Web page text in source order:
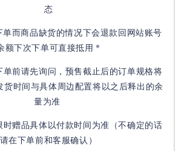
态
而商品缺货的情况下会退款回网站账号
额下次下单可直接抵用 *
单前请先询问，预售截止后的订单规格将
货时间与具体周边配置将以之后释出的余
量为准
时赠品具体以付款时间为准（不确定的话
请在下单前和客服确认）